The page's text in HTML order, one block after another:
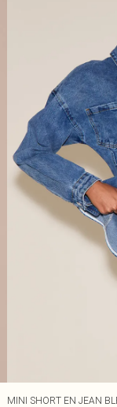
MINI SHORT EN JEAN